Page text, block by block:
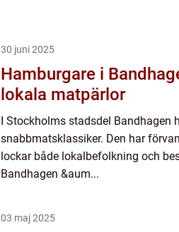
30 juni 2025
Hamburgare i
lokala matpärlor
I Stockholms stadsdel Bandhagen
snabbmatsklassiker. Den har
lockar både lokalbefolkning och
Bandhagen &aum...
03 maj 2025